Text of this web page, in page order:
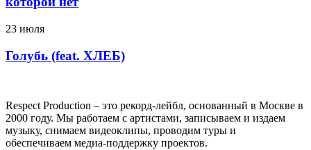
23 июля
Голубь (feat. ХЛЕБ)
Respect Production – это рекорд-лейбл, основанный в Москве в
2000 году. Мы работаем с артистами, записываем и издаем
музыку, снимаем видеоклипы, проводим туры и
обеспечиваем медиа-поддержку проектов.